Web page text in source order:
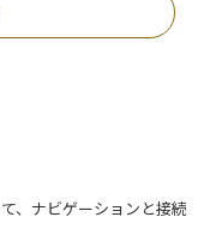
、ナビゲーションと接続